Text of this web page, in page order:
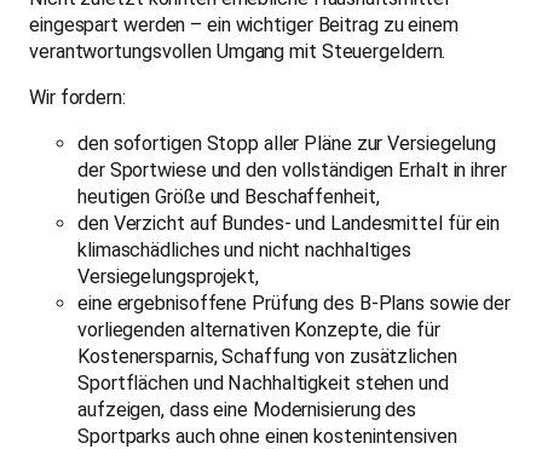
Sportflächen und Nachhaltigkeit stehen und
aufzeigen, dass eine Modernisierung des
Sportparks auch ohne einen kostenintensiven
Stadionneubau möglich ist.
Quellen:
[1] S. 590,https://www.parlament-
berlin.de/ados/19/IIIPlen/vorgang/d19-2441.pdf
[2] S. 649-650,https://www.parlament-
berlin.de/ados/19/IIIPlen/vorgang/d19-2441.pdf
[3] Quelle:https://www.youtube.com/watch?
v=5antL7wTcS4; Protokoll:https://www.parlament-
berlin.de/ados/19/Sport/protokoll/sp19-006-wp.pdf